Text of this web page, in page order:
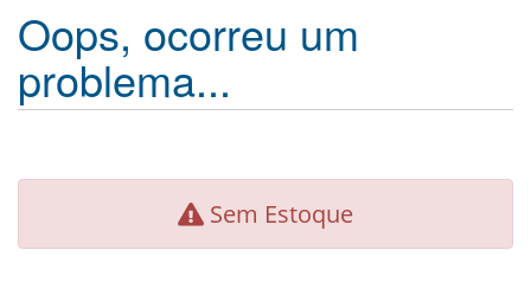
Oops, ocorreu um
problema...
Sem Estoque